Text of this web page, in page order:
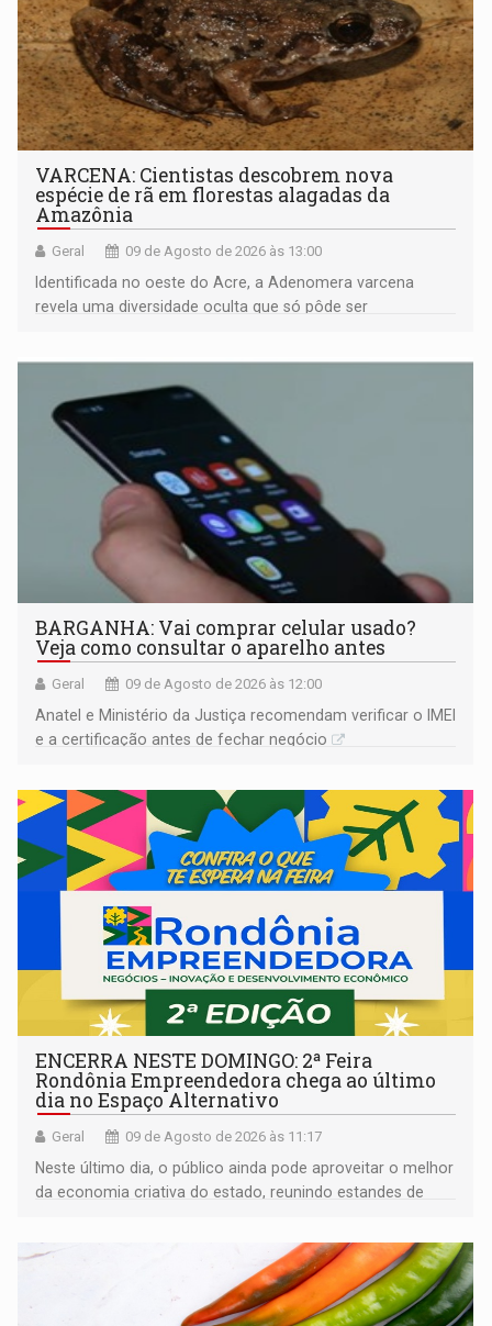
VARCENA: Cientistas descobrem nova
espécie de rã em florestas alagadas da
Amazônia
Geral 09 de Agosto de 2026 às 13:00
Identificada no oeste do Acre, a Adenomera varcena
revela uma diversidade oculta que só pôde ser
BARGANHA: Vai comprar celular usado?
Veja como consultar o aparelho antes
Geral 09 de Agosto de 2026 às 12:00
Anatel e Ministério da Justiça recomendam verificar o IMEI
e a certificação antes de fechar negócio
ENCERRA NESTE DOMINGO: 2ª Feira
Rondônia Empreendedora chega ao último
dia no Espaço Alternativo
Geral 09 de Agosto de 2026 às 11:17
Neste último dia, o público ainda pode aproveitar o melhor
da economia criativa do estado, reunindo estandes de